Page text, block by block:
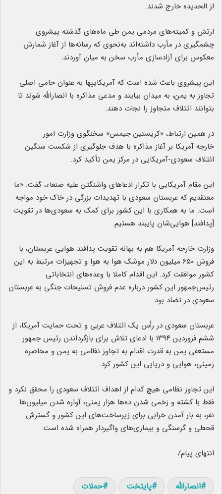
از الحدیده خارج شدند.
ارتش و کمیته‌های مردمی یمن طی ماه‌های گذشته پیشروی
چشمگیری در مأرب داشته‌اند به‌نحوی که رسانه‌ها از آغاز شمارش
معکوس برای آزادسازی مأرب سخن به میان آوردند.
این پیشروی باعث شده است که آمریکاییها به عنوان حامی اصلی
تجاوز به یمن، به میدان بیایند و مدعی مذاکره با انصارالله شوند تا
بتوانند ائتلاف متجاوز را نجات دهند.
در همین ارتباط، «کریستین جیمس» سخنگوی وزارت امور
خارجه آمریکا بر آغاز مذاکره با هدف جلوگیری از شکست سنگین
ائتلاف سعودی-آمریکایی در مرکز یمن تأکید کرد.
این مقام آمریکایی با تکرار ادعاهای واشنگتن علیه صنعاء، گفت:‌ «ما
معتقدیم که عربستان سعودی با تهدیدات بزرگی در خاک خود مواجه
است. ما به همکاری با این کشور برای کمک به سعودی‌ها در تقویت
[پدافند] هوایی‌شان پایبند هستیم.
وزارت خارجه آمریکا هم به بهانه تقویت پدافند هوایی عربستان، با
فروش ۶۵۰ میلیون دلار موشک هوا به هوا و تجهیزات مرتبط به این
کشور موافقت کرد. این اقدام کاملا با وعده‌های انتخاباتی
رئیس‌جمهور این کشور درباره عدم فروش تسلیحات جنگی به عربستان
سعودی در تضاد بود.
عربستان سعودی در رأس یک ائتلاف عربی و تحت حمایت آمریکا، از
ششم فروردین ۱۳۹۴ با ادعای تلاش برای بازگرداندن رئیس جمهور
مستعفی یمن به قدرت اقدام به تجاوز نظامی به یمن و محاصره
زمینی، هوایی و دریایی این کشور کرد.
این تجاوز نظامی هیچ کدام از اهداف ائتلاف سعودی را محقق نکرد و
فقط با کشته و زخمی شدن ده‌ها هزار یمنی، آواره شدن میلیون‌ها
نفر، به بار آمدن خرابی برای زیرساخت‌های این کشور و گسترش
قحطی و گرسنگی و بیماری‌های واگیردار همراه شده است.
انتهای پیام/
انصارالله پایتخت
حملات